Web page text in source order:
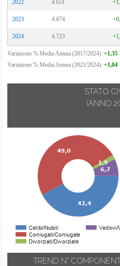
2022 4.651
2023 4.674
2024 4.723
Variazione % Media Annua (2017/2024): +1,35
Variazione % Media Annua (2021/2024): +1,04
STATO
(ANNO
TREND N°